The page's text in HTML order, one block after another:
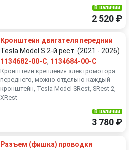
В наличии
2 520 ₽
Кронштейн двигателя передний
Tesla Model S 2-й рест. (2021 - 2026)
1134682-00-C, 1134684-00-C
Кронштейн крепления электромотора
переднего, можно отдельно каждый
кронштейн, Tesla Model SRest, SRest 2,
XRest
В наличии
3 780 ₽
Разъем (фишка) проводки